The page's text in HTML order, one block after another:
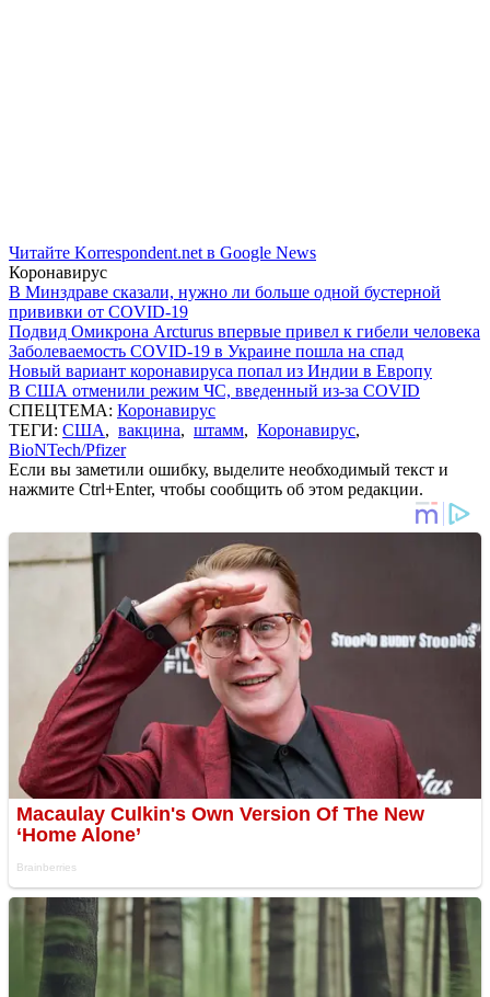
Читайте Korrespondent.net в Google News
Коронавирус
В Минздраве сказали, нужно ли больше одной бустерной
прививки от COVID-19
Подвид Омикрона Arcturus впервые привел к гибели человека
Заболеваемость COVID-19 в Украине пошла на спад
Новый вариант коронавируса попал из Индии в Европу
В США отменили режим ЧС, введенный из-за COVID
СПЕЦТЕМА: Коронавирус
ТЕГИ: США, вакцина, штамм, Коронавирус,
BioNTech/Pfizer
Если вы заметили ошибку, выделите необходимый текст и
нажмите Ctrl+Enter, чтобы сообщить об этом редакции.